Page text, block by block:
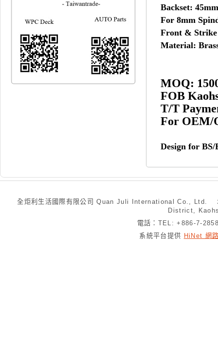
Backset:
For 8mm
Front & Strike
Material:
MOQ:
FOB
T/T
For OEM/
Design for BS/
全炬利生活國際有限公司 Quan Juli International Co., Ltd.
District,
電話：TEL: +886-7-
系統平台提供 HiNet 網